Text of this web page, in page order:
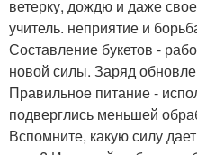
ветерку, дождю и даже
учитель. неприятие и
Составление букетов -
новой силы. Заряд
Правильное питание -
подверглись меньшей
Вспомните, какую силу